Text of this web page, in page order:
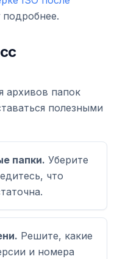
подробнее.
архивов папок
полезными
папки. Уберите
что
Решите, какие
и номера